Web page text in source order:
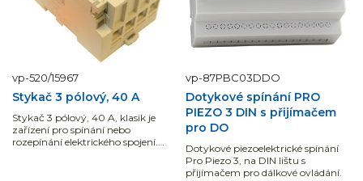
vp-520/15967
Stykač 3 pólový, 40 A
Stykač 3 pólový, 40 A, klasik je
zařízení pro spínání nebo
rozepínání elektrického spojení.
vp-87PBC03DDO
Dotykové spínání PRO
PIEZO 3 DIN s přijímačem
pro DO
Dotykové piezoelektrické spínání
Pro Piezo 3, na DIN lištu s
přijímačem pro dálkové ovládání.